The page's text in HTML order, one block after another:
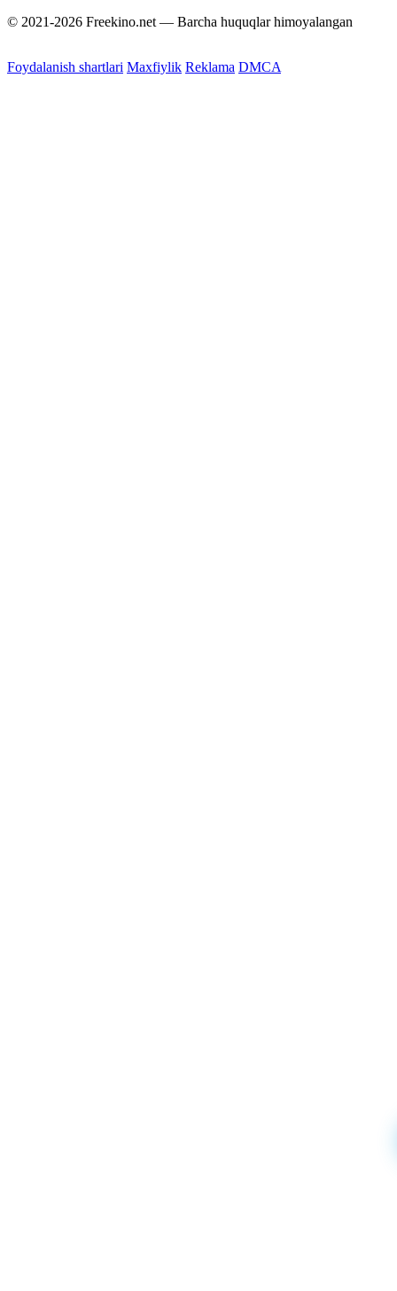
© 2021-2026 Freekino.net — Barcha huquqlar himoyalangan
Foydalanish shartlari Maxfiylik Reklama DMCA